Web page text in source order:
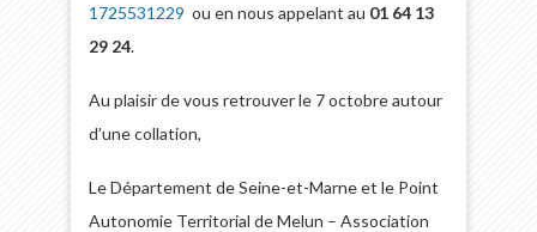
1725531229 ou en nous appelant au 01 64 13
29 24.
Au plaisir de vous retrouver le 7 octobre autour
d’une collation,
Le Département de Seine-et-Marne et le Point
Autonomie Territorial de Melun – Association